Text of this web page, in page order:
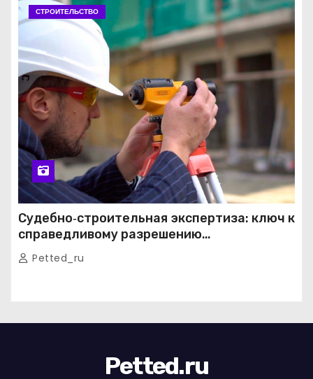
СТРОИТЕЛЬСТВО
Судебно‑строительная экспертиза: ключ к
справедливому разрешению
строительных споров
Petted_ru
Petted.ru